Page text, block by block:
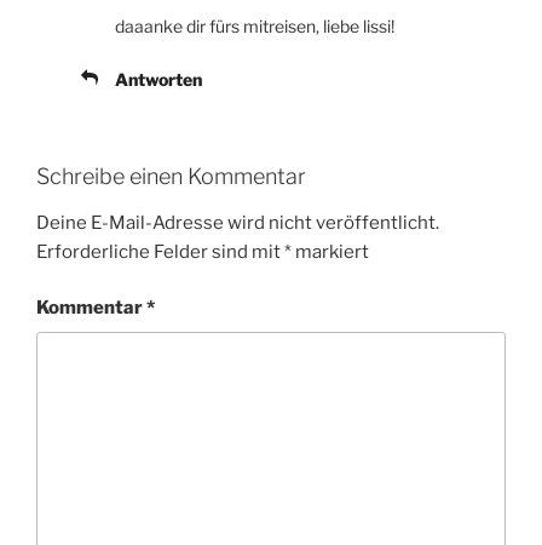
daaanke dir fürs mitreisen, liebe lissi!
Antworten
Schreibe einen Kommentar
Deine E-Mail-Adresse wird nicht veröffentlicht.
Erforderliche Felder sind mit* markiert
Kommentar*